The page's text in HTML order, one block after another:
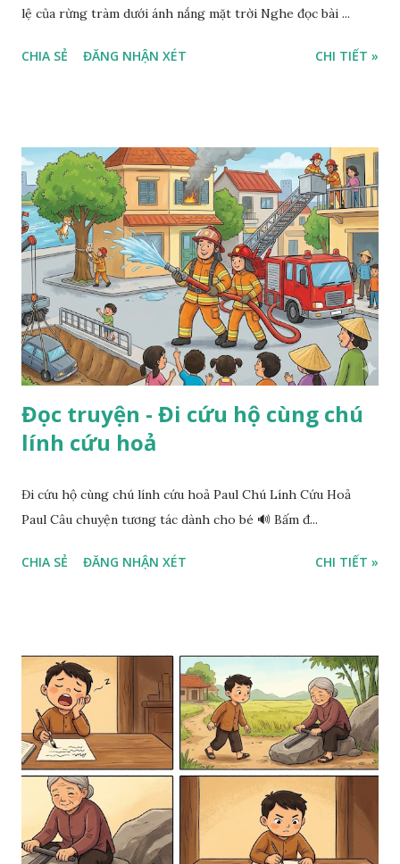
lệ của rừng tràm dưới ánh nắng mặt trời Nghe đọc bài ...
CHIA SẺ ĐĂNG NHẬN XÉT CHI TIẾT »
Đọc truyện - Đi cứu hộ cùng chú
lính cứu hoả
Đi cứu hộ cùng chú lính cứu hoả Paul Chú Lính Cứu Hoả
Paul Câu chuyện tương tác dành cho bé 🔊 Bấm đ...
CHIA SẺ ĐĂNG NHẬN XÉT CHI TIẾT »